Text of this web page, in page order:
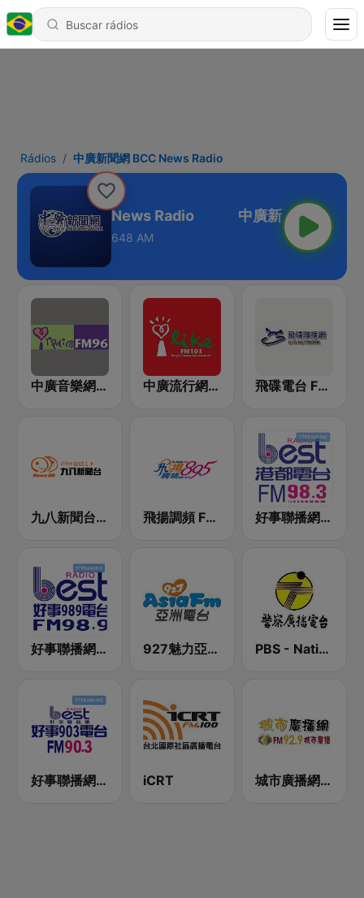
Rádios 中廣新聞網 BCC News Radio
廣新聞網 BCC News Radio
648 AM
中廣音樂網 i Radio FM96.3 中廣流行網 I like radio 飛碟電台 FM92.1
九八新聞台 News98 FM 98.1 飛揚調頻 FM 89.5 好事聯播網 港都983 Best Radio FM98.3
好事聯播網 Best Radio FM98.9 927魅力亞洲 Asia FM 亞洲電台 PBS - National Transportation
好事聯播網 Best Radio FM90.3 iCRT 城市廣播網 FM 92.9 城市廣播